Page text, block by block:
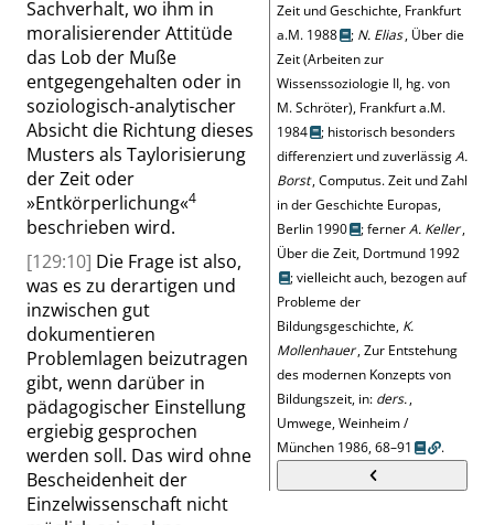
Zeit und Geschichte, Frankfurt
a.M. 1988
; N. Elias, Über die
Zeit (Arbeiten zur
Wissenssoziologie II, hg. von
M. Schröter), Frankfurt a.M.
1984
; historisch besonders
differenziert und zuverlässigA.
Borst, Computus. Zeit und Zahl
in der Geschichte Europas,
Berlin 1990
; fernerA. Keller,
Über die Zeit, Dortmund 1992
; vielleicht auch, bezogen auf
Probleme der
Bildungsgeschichte, K.
Mollenhauer, Zur Entstehung
des modernen Konzepts von
Bildungszeit, in: ders.,
Umwege, Weinheim /
München 1986, 68–91
.
Sachverhalt, wo ihm in
moralisierender Attitüde
das Lob der Muße
entgegengehalten oder in
soziologisch-analytischer
Absicht die Richtung dieses
Musters als Taylorisierung
der Zeit oder
»Entkörperlichung«4
beschrieben wird.
[129:10] Die Frage ist also,
was es zu derartigen und
inzwischen gut
dokumentieren
Problemlagen beizutragen
gibt, wenn darüber in
pädagogischer Einstellung
ergiebig gesprochen
werden soll. Das wird ohne
Bescheidenheit der
Einzelwissenschaft nicht